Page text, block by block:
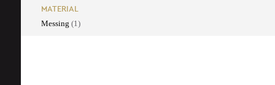
MATERIAL
Messing (1)